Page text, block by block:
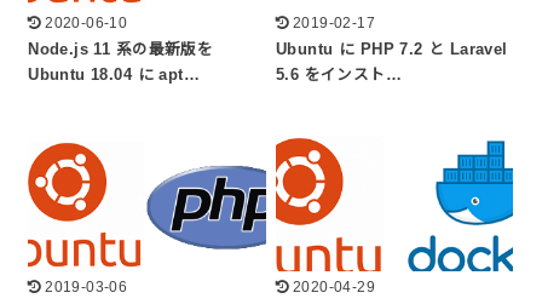
2020-06-10
Node.js 11 系の最新版を
Ubuntu 18.04 に apt…
2019-02-17
Ubuntu に PHP 7.2 と Laravel
5.6 をインスト…
2019-03-06
2020-04-29